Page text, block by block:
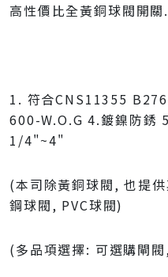
高性價比全黃銅球
1. 符合CNS11355
600-W.O.G 4.鍍鎳防銹
1/4"~4"
(本司除黃銅球閥, 也提
鋼球閥, PVC球閥)
(多品項選擇: 可選購閘